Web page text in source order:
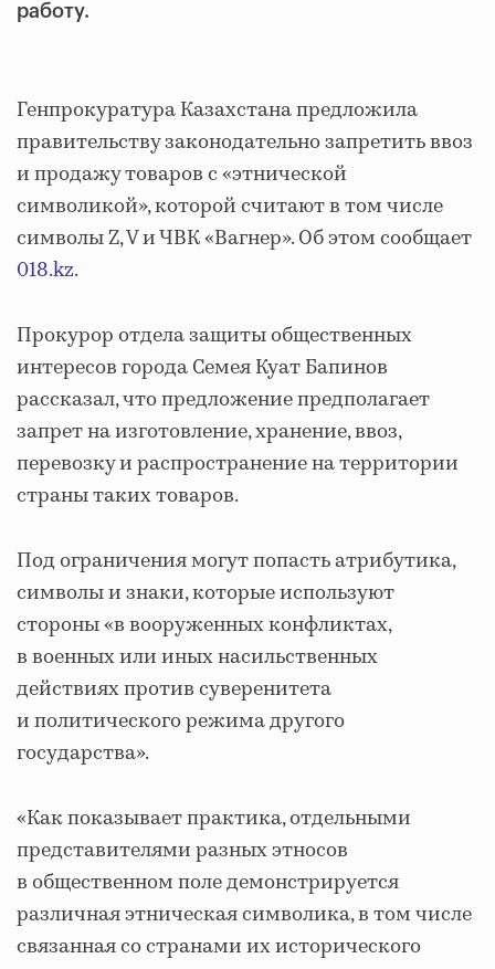
работу.
Генпрокуратура Казахстана предложила
правительству законодательно запретить ввоз
и продажу товаров с «этнической
символикой», которой считают в том числе
символы Z, V и ЧВК «Вагнер». Об этом сообщает
018.kz.
Прокурор отдела защиты общественных
интересов города Семея Куат Бапинов
рассказал, что предложение предполагает
запрет на изготовление, хранение, ввоз,
перевозку и распространение на территории
страны таких товаров.
Под ограничения могут попасть атрибутика,
символы и знаки, которые используют
стороны «в вооруженных конфликтах,
в военных или иных насильственных
действиях против суверенитета
и политического режима другого
государства».
«Как показывает практика, отдельными
представителями разных этносов
в общественном поле демонстрируется
различная этническая символика, в том числе
связанная со странами их исторического